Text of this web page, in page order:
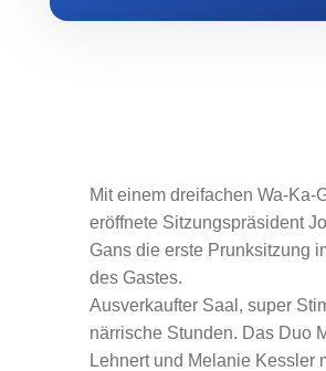
Mit einem dreifachen Wa-Ka-
eröffnete Sitzungspräsident
Gans die erste Prunksitzung
des Gastes.
Ausverkaufter Saal, super
närrische Stunden. Das Duo
Lehnert und Melanie Kessler